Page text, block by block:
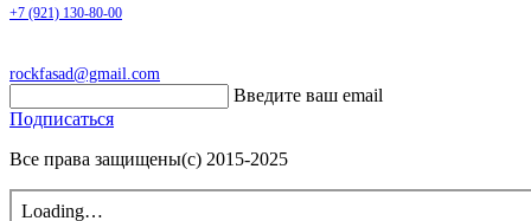
+7 (921) 130-80-00
rockfasad@gmail.com
Введите ваш email
Подписаться
Все права защищены(с) 2015-2025